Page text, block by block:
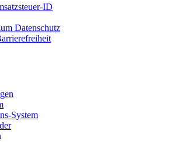
ID
Datenschutz
System